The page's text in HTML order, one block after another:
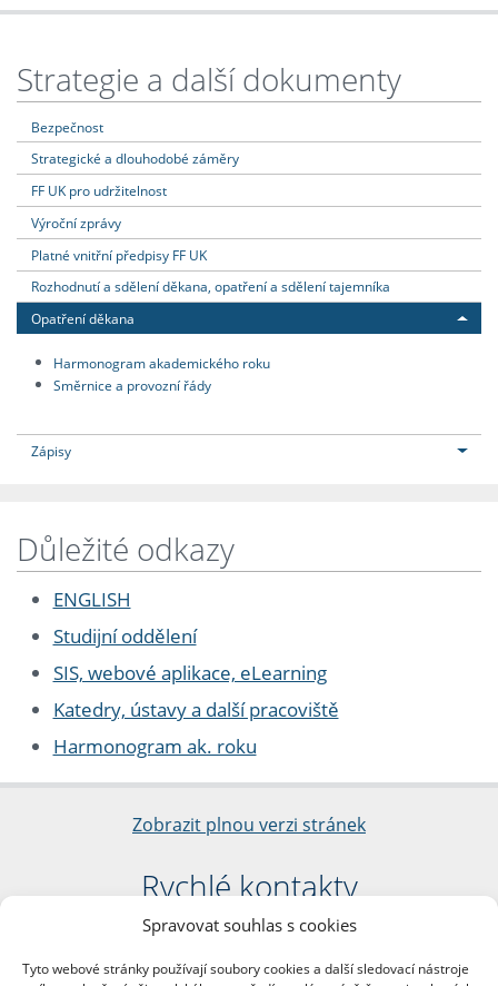
Spravovat souhlas s cookies
Tyto webové stránky používají soubory cookies a další sledovací nástroje
Strategie a další dokumenty
Bezpečnost
Strategické a dlouhodobé záměry
FF UK pro udržitelnost
Výroční zprávy
Platné vnitřní předpisy FF UK
Rozhodnutí a sdělení děkana, opatření a sdělení tajemníka
Opatření děkana
Harmonogram akademického roku
Směrnice a provozní řády
Zápisy
Důležité odkazy
ENGLISH
Studijní oddělení
SIS, webové aplikace, eLearning
Katedry, ústavy a další pracoviště
Harmonogram ak. roku
Zobrazit plnou verzi stránek
Rychlé kontakty
Filozofická fakulta
nám. Jana Palacha 1/2